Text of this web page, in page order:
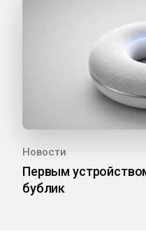
Новости
Первым
бублик